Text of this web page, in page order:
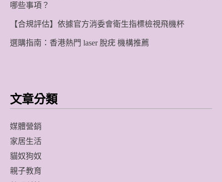
哪些事項？
【合規評估】依據官方消委會衛生指標檢視飛機杯
選購指南：香港熱門 laser 脫疣 機構推薦
文章分類
媒體營銷
家居生活
貓奴狗奴
親子教育